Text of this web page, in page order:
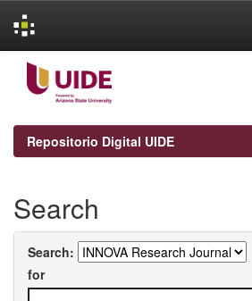
navigation
Repositorio Digital UIDE
Search
Search:
for